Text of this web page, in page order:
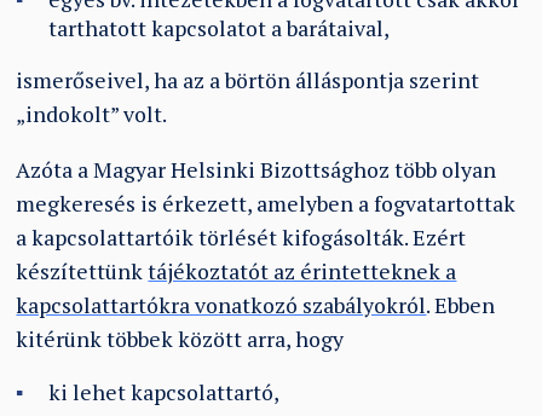
tarthatott kapcsolatot a barátaival,
ismerőseivel, ha az a börtön álláspontja szerint
„indokolt” volt.
Azóta a Magyar Helsinki Bizottsághoz több olyan
megkeresés is érkezett, amelyben a fogvatartottak
a kapcsolattartóik törlését kifogásolták. Ezért
készítettünktájékoztatót az érintetteknek a
kapcsolattartókra vonatkozó szabályokról. Ebben
kitérünk többek között arra, hogy
ki lehet kapcsolattartó,